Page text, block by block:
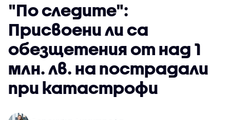
"По следите":
Присвоени ли са
обезщетения от над 1
млн. лв. на пострадали
при катастрофи